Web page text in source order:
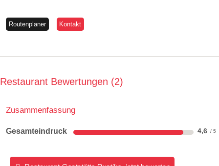
Routenplaner Kontakt
Restaurant Bewertungen 2
Zusammenfassung
Gesamteindruck 4,6